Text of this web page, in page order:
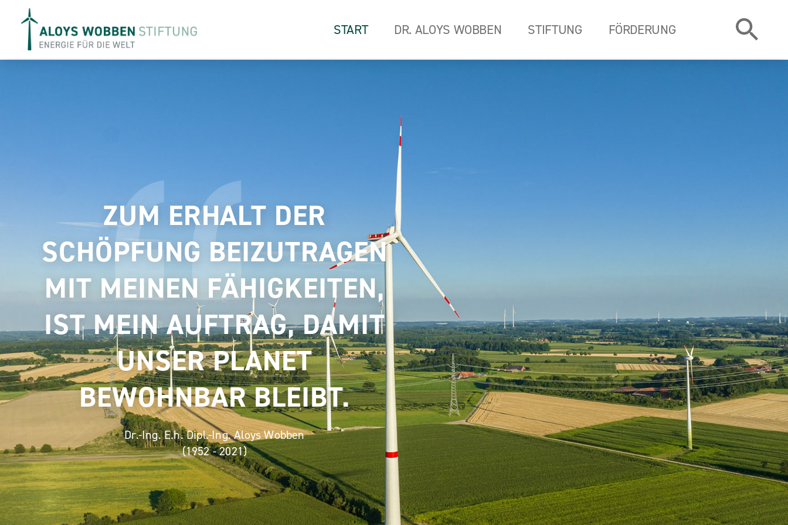
START DR. ALOYS WOBBEN STIFTUNG FÖRDERUNG
ZUM ERHALT DER
SCHÖPFUNG BEIZUTRAGEN
MIT MEINEN FÄHIGKEITEN,
IST MEIN AUFTRAG, DAMIT
UNSER PLANET
BEWOHNBAR BLEIBT.
Dr.-Ing. E.h. Dipl.-Ing. Aloys Wobben
(1952 - 2021)